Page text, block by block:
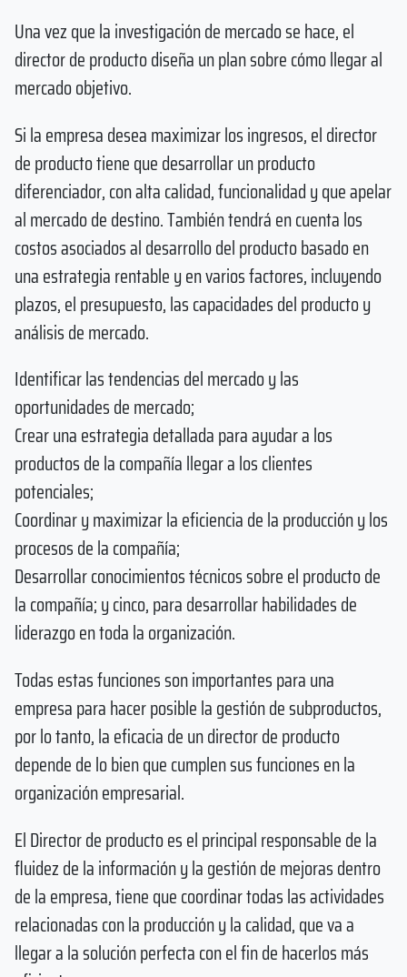
Una vez que la investigación de mercado se hace, el
director de producto diseña un plan sobre cómo llegar al
mercado objetivo.
Si la empresa desea maximizar los ingresos, el director
de producto tiene que desarrollar un producto
diferenciador, con alta calidad, funcionalidad y que apelar
al mercado de destino. También tendrá en cuenta los
costos asociados al desarrollo del producto basado en
una estrategia rentable y en varios factores, incluyendo
plazos, el presupuesto, las capacidades del producto y
análisis de mercado.
Identificar las tendencias del mercado y las
oportunidades de mercado;
Crear una estrategia detallada para ayudar a los
productos de la compañía llegar a los clientes
potenciales;
Coordinar y maximizar la eficiencia de la producción y los
procesos de la compañía;
Desarrollar conocimientos técnicos sobre el producto de
la compañía; y cinco, para desarrollar habilidades de
liderazgo en toda la organización.
Todas estas funciones son importantes para una
empresa para hacer posible la gestión de subproductos,
por lo tanto, la eficacia de un director de producto
depende de lo bien que cumplen sus funciones en la
organización empresarial.
El Director de producto es el principal responsable de la
fluidez de la información y la gestión de mejoras dentro
de la empresa, tiene que coordinar todas las actividades
relacionadas con la producción y la calidad, que va a
llegar a la solución perfecta con el fin de hacerlos más